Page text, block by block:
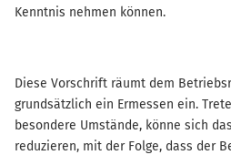
Kenntnis nehmen können.
Diese Vorschrift räumt dem
grundsätzlich ein Ermessen ein.
besondere Umstände, könne sich
reduzieren, mit der Folge, dass der